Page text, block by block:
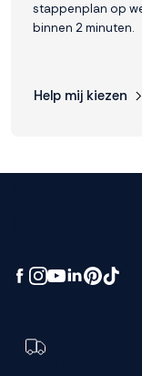
stappenplan op
binnen 2 minuten.
Help mij kiezen